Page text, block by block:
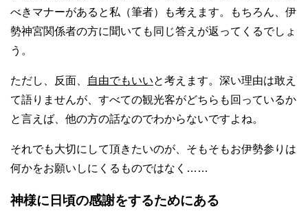
べきマナーがあると私（筆者）も考えます。もちろん、伊
勢神宮関係者の方に聞いても同じ答えが返ってくるでしょ
う。
ただし、反面、 自由でもいいと考えます。深い理由は敢え
て語りませんが、すべての観光客がどちらも回っているか
と言えば、他の方の話なのでわからないですよね。
それでも大切にして頂きたいのが、そもそもお伊勢参りは
何かをお願いしにくるものではなく……
神様に日頃の感謝をするためにある